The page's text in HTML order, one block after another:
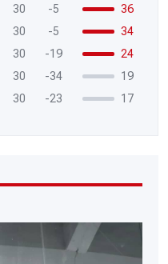
30 -5
36
30 -5
34
30 -19
24
30 -34
19
30 -23 17